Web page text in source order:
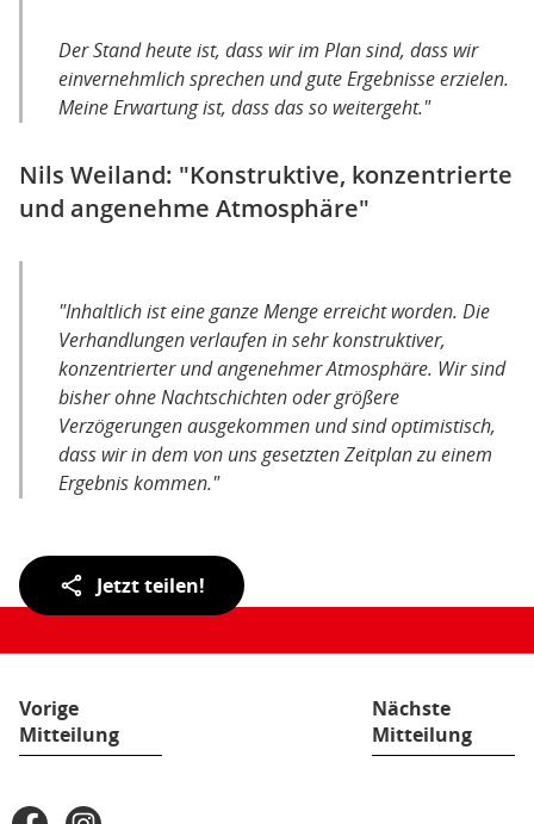
Der Stand heute ist, dass wir im Plan sind, dass wir
einvernehmlich sprechen und gute Ergebnisse erzielen.
Meine Erwartung ist, dass das so weitergeht."
Nils Weiland: "Konstruktive, konzentrierte
und angenehme Atmosphäre"
"Inhaltlich ist eine ganze Menge erreicht worden. Die
Verhandlungen verlaufen in sehr konstruktiver,
konzentrierter und angenehmer Atmosphäre. Wir sind
bisher ohne Nachtschichten oder größere
Verzögerungen ausgekommen und sind optimistisch,
dass wir in dem von uns gesetzten Zeitplan zu einem
Ergebnis kommen."
Teilen
der
Jetzt teilen!
Vorige
Mitteilung
Nächste
Mitteilung
Fußbereich